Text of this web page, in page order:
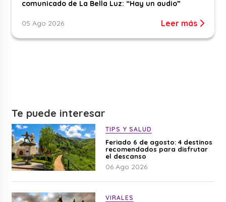
comunicado de La Bella Luz: “Hay un audio”
05 Ago 2026 Leer más
Te puede interesar
TIPS Y SALUD
Feriado 6 de agosto: 4 destinos
recomendados para disfrutar
el descanso
06 Ago 2026
VIRALES